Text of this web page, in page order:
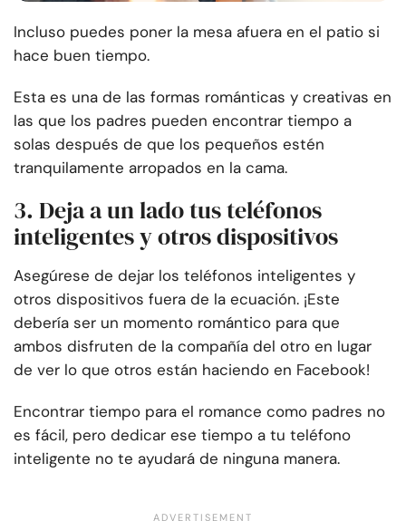
Incluso puedes poner la mesa afuera en el patio si
hace buen tiempo.
Esta es una de las formas románticas y creativas en
las que los padres pueden encontrar tiempo a
solas después de que los pequeños estén
tranquilamente arropados en la cama.
3. Deja a un lado tus teléfonos
inteligentes y otros dispositivos
Asegúrese de dejar los teléfonos inteligentes y
otros dispositivos fuera de la ecuación. ¡Este
debería ser un momento romántico para que
ambos disfruten de la compañía del otro en lugar
de ver lo que otros están haciendo en Facebook!
Encontrar tiempo para el romance como padres no
es fácil, pero dedicar ese tiempo a tu teléfono
inteligente no te ayudará de ninguna manera.